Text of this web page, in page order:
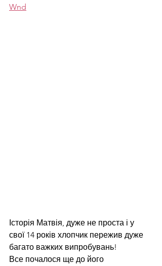
Wnd
Історія Матвія, дуже не проста і у
свої 14 років хлопчик пережив дуже
багато важких випробувань!
Все почалося ще до його